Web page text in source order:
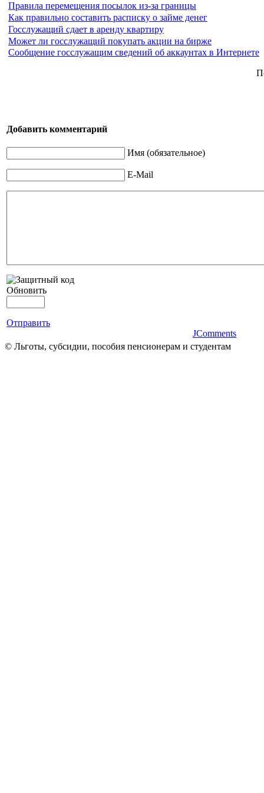
Правила перемещения посылок из-за границы
Как правильно составить расписку о займе денег
Госслужащий сдает в аренду квартиру
Может ли госслужащий покупать акции на бирже
Сообщение госслужащим сведений об аккаунтах в Интернете
Добавить комментарий
Имя (обязательное)
E-Mail
Обновить
Отправить
JComments
© Льготы, субсидии, пособия пенсионерам и студентам